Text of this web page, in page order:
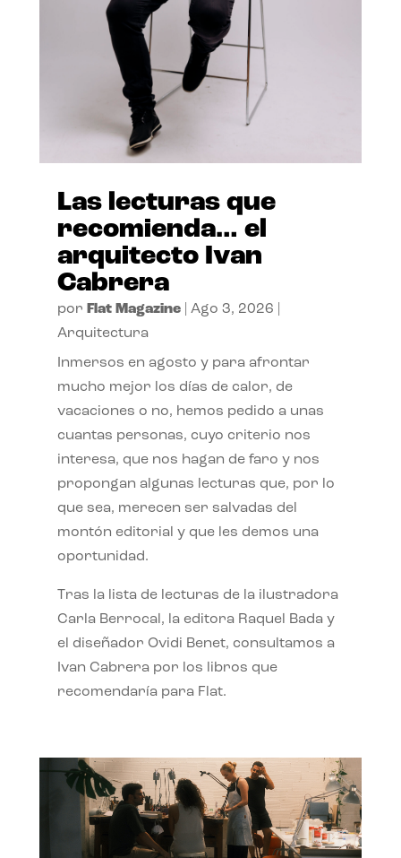
Las lecturas que
recomienda… el
arquitecto Ivan
Cabrera
por Flat Magazine| Ago 3, 2026
Arquitectura
Inmersos en agosto y para afrontar
mucho mejor los días de calor, de
vacaciones o no, hemos pedido a unas
cuantas personas, cuyo criterio nos
interesa, que nos hagan de faro y nos
propongan algunas lecturas que, por lo
que sea, merecen ser salvadas del
montón editorial y que les demos una
oportunidad.
Tras la lista de lecturas de la ilustradora
Carla Berrocal, la editora Raquel Bada y
el diseñador Ovidi Benet, consultamos a
Ivan Cabrera por los libros que
recomendaría para Flat.